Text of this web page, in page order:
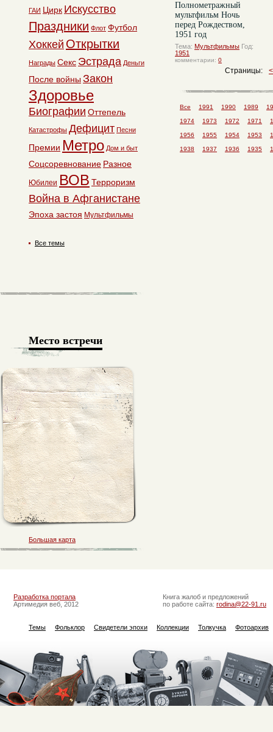
Полнометражный
мультфильм Ночь
перед Рождеством,
1951 год
Тема: Мультфильмы Год:
1951
комментарии: 0
Страницы:
Все 1991 1990 1989
1974 1973 1972 1971
1956 1955 1954 1953
1938 1937 1936 1935
ГАИ Цирк Искусство
Праздники Флот Футбол
Хоккей Открытки
Награды Секс Эстрада Деньги
После войны Закон
Здоровье
Биографии Оттепель
Катастрофы Дефицит Песни
Премии Метро Дом и быт
Соцсоревнование Разное
Юбилеи ВОВ Терроризм
Война в Афганистане
Эпоха застоя Мультфильмы
Все темы
Место встречи
Большая карта
Разработка портала
Артимедия веб, 2012
Книга жалоб и предложений
по работе сайта: rodina@22-91.ru
Темы Фольклор Свидетели эпохи Коллекции Толкучка Фотоархив